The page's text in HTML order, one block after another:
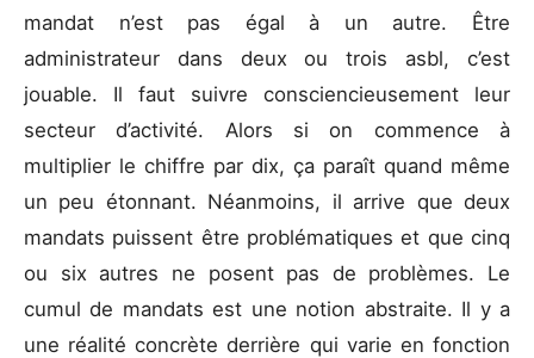
mandat n’est pas égal à un autre. Être
administrateur dans deux ou trois asbl, c’est
jouable. Il faut suivre consciencieusement leur
secteur d’activité. Alors si on commence à
multiplier le chiffre par dix, ça paraît quand même
un peu étonnant. Néanmoins, il arrive que deux
mandats puissent être problématiques et que cinq
ou six autres ne posent pas de problèmes. Le
cumul de mandats est une notion abstraite. Il y a
une réalité concrète derrière qui varie en fonction